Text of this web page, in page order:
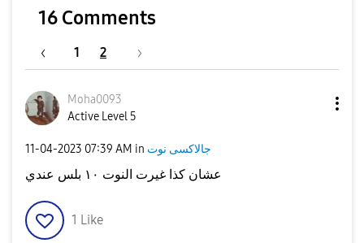
16 Comments
1 2
Moha0093
Active Level 5
‎11-04-2023 07:39 AM in جالاكسى نوت
عشان كذا غيرت النوت ١٠ بلس عندي
1 Like